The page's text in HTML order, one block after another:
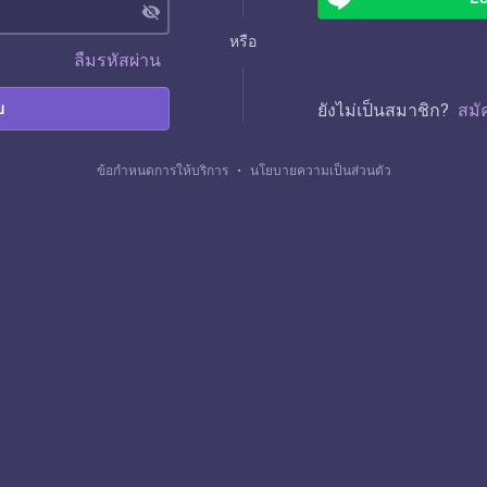
visibility_off
ลืมรหัสผ่าน
หรือ
ยังไม่เป็นสมาชิก? สมั
ข้อกำหนดการให้บริการ ・ นโยบายความเป็นส่วนตัว